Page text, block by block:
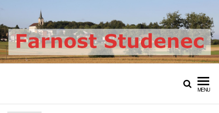
obsah
Farnost StudenecOficiální web římskokatolické
farnosti Studenec
MENU